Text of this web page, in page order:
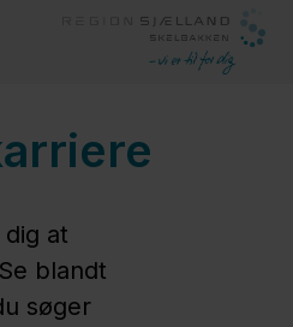
at
blandt
søger